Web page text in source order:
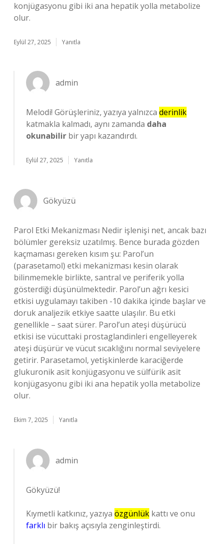
konjügasyonu gibi iki ana hepatik yolla metabolize
olur.
Eylül 27, 2025 Yanıtla
admin
Melodi! Görüşleriniz, yazıya yalnızca derinlik
katmakla kalmadı, aynı zamanda daha
okunabilir bir yapı kazandırdı.
Eylül 27, 2025 Yanıtla
Gökyüzü
Parol Etki Mekanizması Nedir işlenişi net, ancak bazı
bölümler gereksiz uzatılmış. Bence burada gözden
kaçmaması gereken kısım şu: Parol’un
(parasetamol) etki mekanizması kesin olarak
bilinmemekle birlikte, santral ve periferik yolla
gösterdiği düşünülmektedir. Parol’un ağrı kesici
etkisi uygulamayı takiben -10 dakika içinde başlar ve
doruk analjezik etkiye saatte ulaşılır. Bu etki
genellikle – saat sürer. Parol’un ateşi düşürücü
etkisi ise vücuttaki prostaglandinleri engelleyerek
ateşi düşürür ve vücut sıcaklığını normal seviyelere
getirir. Parasetamol, yetişkinlerde karaciğerde
glukuronik asit konjügasyonu ve sülfürik asit
konjügasyonu gibi iki ana hepatik yolla metabolize
olur.
Ekim 7, 2025 Yanıtla
admin
Gökyüzü!
Kıymetli katkınız, yazıya özgünlük kattı ve onu
farklı bir bakış açısıyla zenginleştirdi.